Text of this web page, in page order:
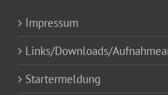
Impressum
Links/Downloads/
Startermeldung